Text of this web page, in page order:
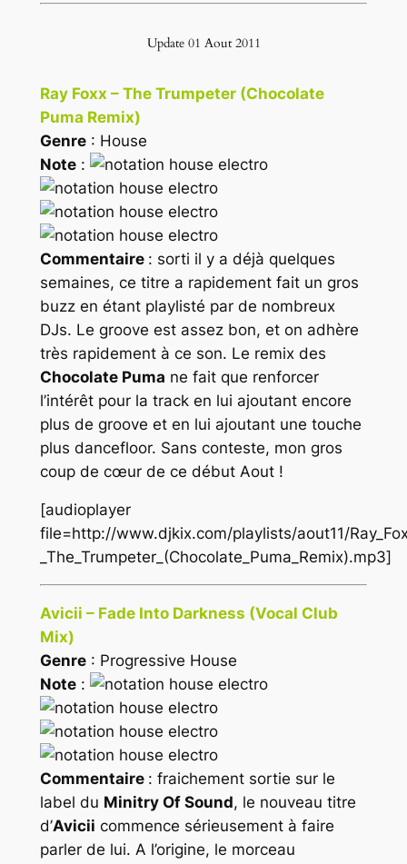
Update 01 Aout 2011
Ray Foxx – The Trumpeter (Chocolate
Puma Remix)
Genre: House
Note:
Commentaire : sorti il y a déjà quelques
semaines, ce titre a rapidement fait un gros
buzz en étant playlisté par de nombreux
DJs. Le groove est assez bon, et on adhère
très rapidement à ce son. Le remix des
Chocolate Puma ne fait que renforcer
l’intérêt pour la track en lui ajoutant encore
plus de groove et en lui ajoutant une touche
plus dancefloor. Sans conteste, mon gros
coup de cœur de ce début Aout !
[audioplayer
file=http://www.djkix.com/playlists/aout11/
_The_Trumpeter_(Chocolate_Puma_Remix).mp3]
Avicii – Fade Into Darkness (Vocal Club
Mix)
Genre: Progressive House
Note:
Commentaire : fraichement sortie sur le
label du Minitry Of Sound, le nouveau titre
d’Avicii commence sérieusement à faire
parler de lui. A l’origine, le morceau